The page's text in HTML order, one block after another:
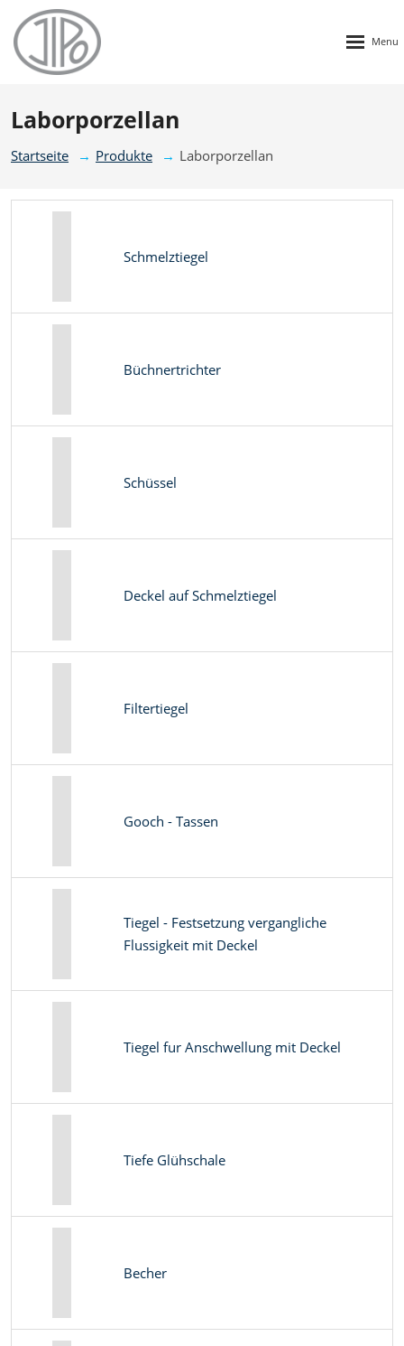
Laborporzellan
Startseite Produkte Laborporzellan
Schmelztiegel
Büchnertrichter
Schüssel
Deckel auf Schmelztiegel
Filtertiegel
Gooch - Tassen
Tiegel - Festsetzung vergangliche
Flussigkeit mit Deckel
Tiegel fur Anschwellung mit Deckel
Tiefe Glühschale
Becher